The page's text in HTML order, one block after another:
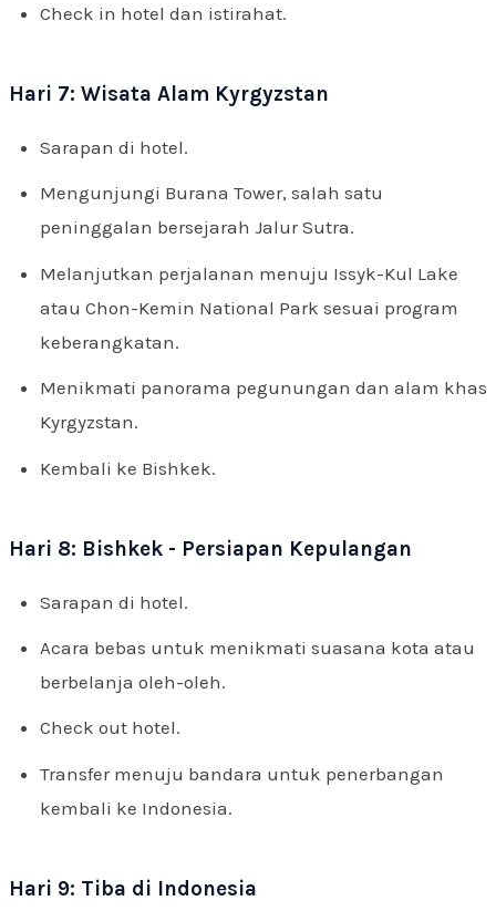
Check in hotel dan istirahat.
Hari 7: Wisata Alam Kyrgyzstan
Sarapan di hotel.
Mengunjungi Burana Tower, salah satu
peninggalan bersejarah Jalur Sutra.
Melanjutkan perjalanan menuju Issyk-Kul Lake
atau Chon-Kemin National Park sesuai program
keberangkatan.
Menikmati panorama pegunungan dan alam khas
Kyrgyzstan.
Kembali ke Bishkek.
Hari 8: Bishkek - Persiapan Kepulangan
Sarapan di hotel.
Acara bebas untuk menikmati suasana kota atau
berbelanja oleh-oleh.
Check out hotel.
Transfer menuju bandara untuk penerbangan
kembali ke Indonesia.
Hari 9: Tiba di Indonesia